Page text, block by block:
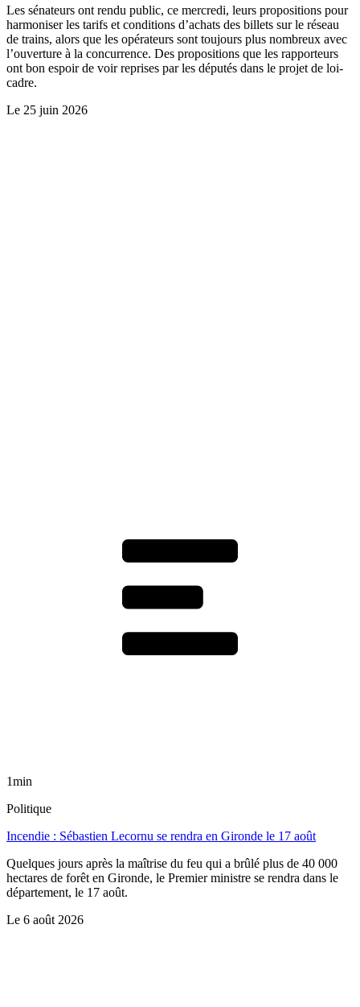
Les sénateurs ont rendu public, ce mercredi, leurs propositions pour
harmoniser les tarifs et conditions d’achats des billets sur le réseau
de trains, alors que les opérateurs sont toujours plus nombreux avec
l’ouverture à la concurrence. Des propositions que les rapporteurs
ont bon espoir de voir reprises par les députés dans le projet de loi-
cadre.
Le 25 juin 2026
1min
Politique
Incendie : Sébastien Lecornu se rendra en Gironde le 17 août
Quelques jours après la maîtrise du feu qui a brûlé plus de 40 000
hectares de forêt en Gironde, le Premier ministre se rendra dans le
département, le 17 août.
Le 6 août 2026